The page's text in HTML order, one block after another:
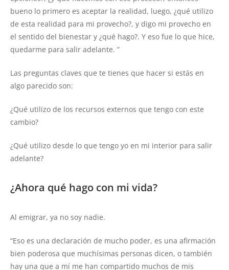
bueno lo primero es aceptar la realidad, luego, ¿qué utilizo
de esta realidad para mi provecho?, y digo mi provecho en
el sentido del bienestar y ¿qué hago?. Y eso fue lo que hice,
quedarme para salir adelante. ”
Las preguntas claves que te tienes que hacer si estás en
algo parecido son:
¿Qué utilizo de los recursos externos que tengo con este
cambio?
¿Qué utilizo desde lo que tengo yo en mi interior para salir
adelante?
¿Ahora qué hago con mi vida?
Al emigrar, ya no soy nadie.
“Eso es una declaración de mucho poder, es una afirmación
bien poderosa que muchísimas personas dicen, o también
hay una que a mí me han compartido muchos de mis